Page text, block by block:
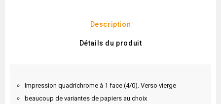
Description
Détails du produit
Impression quadrichrome à 1 face (4/0). Verso vierge
beaucoup de variantes de papiers au choix